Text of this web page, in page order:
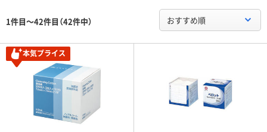
1件目～42件目（42件中） おすすめ順
本気プライス